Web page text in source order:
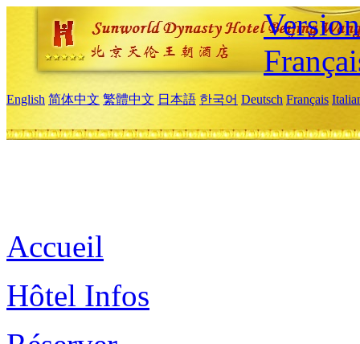
English 简体中文 繁體中文 日本語 한국어 Deutsch Français
Accueil
Hôtel Infos